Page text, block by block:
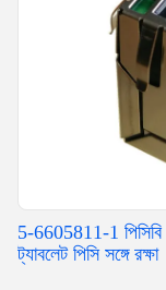
5-6605811-1
ট্যাবলেট পিসি সঙ্গে রক্ষা